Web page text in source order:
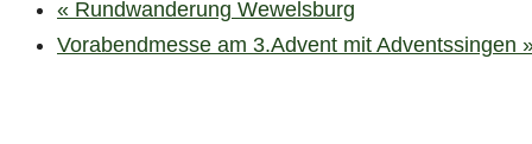
« Rundwanderung Wewelsburg
Vorabendmesse am 3.Advent mit Adventssingen